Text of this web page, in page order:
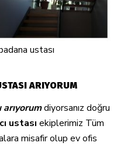
ustası
ARIYORUM
arıyorumdiyorsanız doğru
ustası ekiplerimiz Tüm
misafir olup ev ofis